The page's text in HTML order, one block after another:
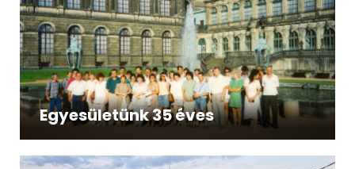
Egyesületünk 35 éves